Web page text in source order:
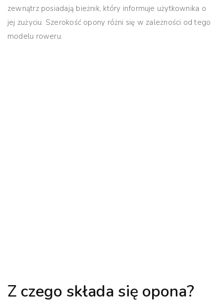
zewnątrz posiadają bieżnik, który informuje użytkownika o
jej zużyciu. Szerokość opony różni się w zależności od tego
modelu roweru.
Z czego składa się opona?